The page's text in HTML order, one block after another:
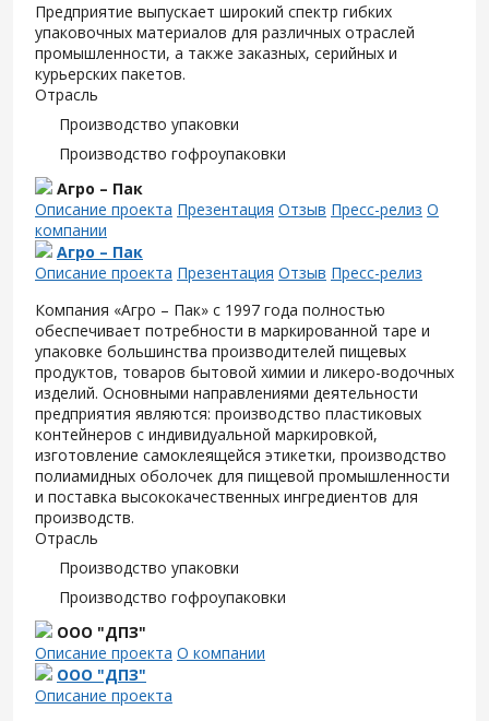
Предприятие выпускает широкий спектр гибких
упаковочных материалов для различных отраслей
промышленности, а также заказных, серийных и
курьерских пакетов.
Отрасль
Производство упаковки
Производство гофроупаковки
Агро – Пак
Описание проекта Презентация Отзыв Пресс-релиз О
компании
Агро – Пак
Описание проекта Презентация Отзыв Пресс-релиз
Компания «Агро – Пак» с 1997 года полностью
обеспечивает потребности в маркированной таре и
упаковке большинства производителей пищевых
продуктов, товаров бытовой химии и ликеро-водочных
изделий. Основными направлениями деятельности
предприятия являются: производство пластиковых
контейнеров с индивидуальной маркировкой,
изготовление самоклеящейся этикетки, производство
полиамидных оболочек для пищевой промышленности
и поставка высококачественных ингредиентов для
производств.
Отрасль
Производство упаковки
Производство гофроупаковки
ООО "ДПЗ"
Описание проекта О компании
ООО "ДПЗ"
Описание проекта